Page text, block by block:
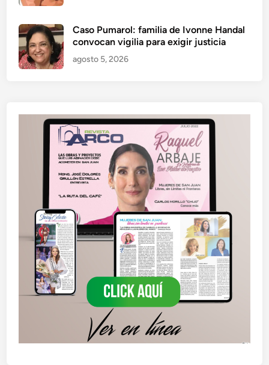
Caso Pumarol: familia de Ivonne Handal
convocan vigilia para exigir justicia
agosto 5, 2026